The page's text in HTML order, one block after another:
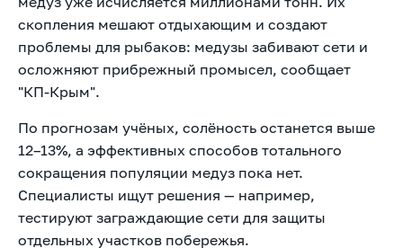
скопления мешают отдыхающим и создают
проблемы для рыбаков: медузы забивают сети и
осложняют прибрежный промысел, сообщает
"КП-Крым".
По прогнозам учёных, солёность останется выше
12–13%, а эффективных способов тотального
сокращения популяции медуз пока нет.
Специалисты ищут решения — например,
тестируют заграждающие сети для защиты
отдельных участков побережья.